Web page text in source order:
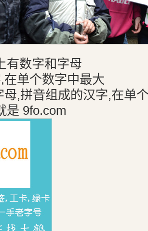
有数字和字母
在单个数字中最大
母,拼音组成的汉字,在单
是 9fo.com